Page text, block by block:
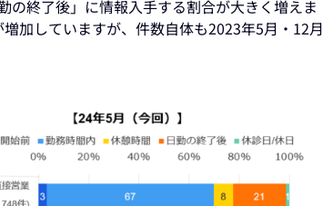
の終了後」に情報入手する割合が大きく増えま
加していますが、件数自体も2023年5月・12月